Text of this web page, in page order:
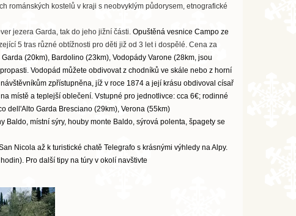
románských kostelů v kraji s neobvyklým půdorysem, etnografické
jezera Garda, tak do jeho jižní části. Opuštěná vesnice Campo ze
5 tras různé obtížnosti pro děti již od 3 let i dospělé. Cena za
Garda (20km), Bardolino (23km), Vodopády Varone (28km, jsou
Vodopád můžete obdivovat z chodníků ve skále nebo z horní
zpřístupněna, jíž v roce 1874 a její krásu obdivoval císař
místě a teplejší oblečení. Vstupné pro jednotlivce: cca 6€; rodinné
dell'Alto Garda Bresciano (29km), Verona (55km)
místní sýry, houby monte Baldo, sýrová polenta, špagety se
Nicola až k turistické chatě Telegrafo s krásnými výhledy na Alpy.
Pro další tipy na túry v okolí navštivte